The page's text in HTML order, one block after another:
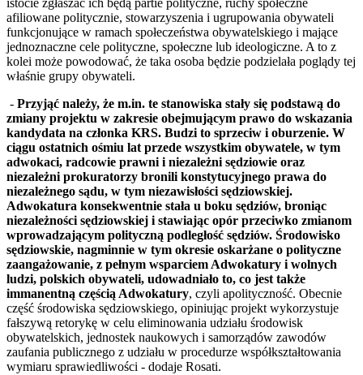
istocie zgłaszać ich będą partie polityczne, ruchy społeczne
afiliowane politycznie, stowarzyszenia i ugrupowania obywateli
funkcjonujące w ramach społeczeństwa obywatelskiego i mające
jednoznaczne cele polityczne, społeczne lub ideologiczne. A to z
kolei może powodować, że taka osoba będzie podzielała poglądy tej
właśnie grupy obywateli.
- Przyjąć należy, że m.in. te stanowiska stały się podstawą do
zmiany projektu w zakresie obejmującym prawo do wskazania
kandydata na członka KRS. Budzi to sprzeciw i oburzenie. W
ciągu ostatnich ośmiu lat przede wszystkim obywatele, w tym
adwokaci, radcowie prawni i niezależni sędziowie oraz
niezależni prokuratorzy bronili konstytucyjnego prawa do
niezależnego sądu, w tym niezawisłości sędziowskiej.
Adwokatura konsekwentnie stała u boku sędziów, broniąc
niezależności sędziowskiej i stawiając opór przeciwko zmianom
wprowadzającym polityczną podległość sędziów. Środowisko
sędziowskie, nagminnie w tym okresie oskarżane o polityczne
zaangażowanie, z pełnym wsparciem Adwokatury i wolnych
ludzi, polskich obywateli, udowadniało to, co jest także
immanentną częścią Adwokatury, czyli apolityczność. Obecnie
część środowiska sędziowskiego, opiniując projekt wykorzystuje
fałszywą retorykę w celu eliminowania udziału środowisk
obywatelskich, jednostek naukowych i samorządów zawodów
zaufania publicznego z udziału w procedurze współkształtowania
wymiaru sprawiedliwości - dodaje Rosati.